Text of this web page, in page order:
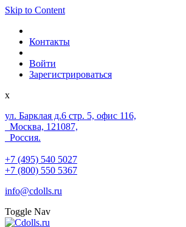
Skip to Content
Контакты
Войти
Зарегистрироваться
x
ул. Барклая д.6 стр. 5, офис 116,
Москва, 121087,
Россия.
+7 (495) 540 5027
+7 (800) 550 5367
info@cdolls.ru
Toggle Nav